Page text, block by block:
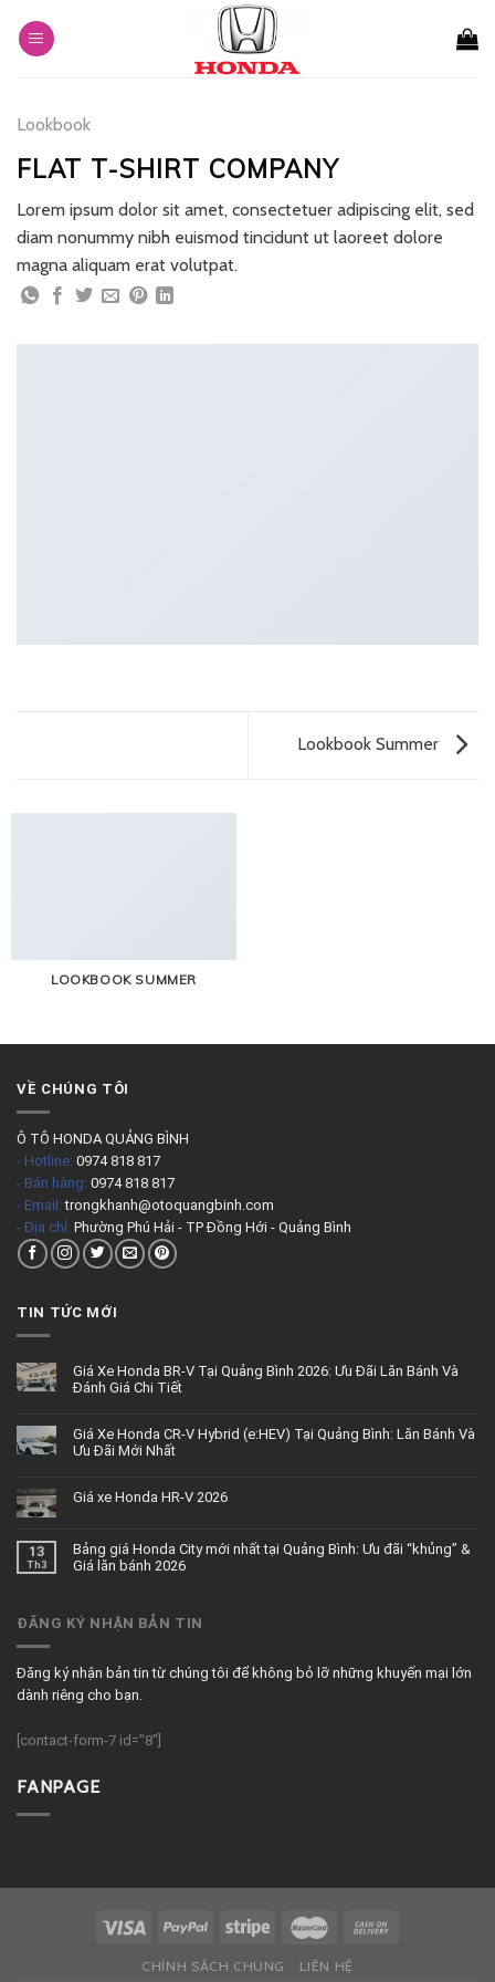
Lookbook
FLAT T-SHIRT COMPANY
Lorem ipsum dolor sit amet, consectetuer adipiscing elit, sed
diam nonummy nibh euismod tincidunt ut laoreet dolore
magna aliquam erat volutpat.
Lookbook Summer
LOOKBOOK SUMMER
VỀ CHÚNG TÔI
Ô TÔ HONDA QUẢNG BÌNH
- Hotline: 0974 818 817
- Bán hàng: 0974 818 817
- Email: trongkhanh@otoquangbinh.com
- Địa chỉ: Phường Phú Hải - TP Đồng Hới - Quảng Bình
TIN TỨC MỚI
Giá Xe Honda BR-V Tại Quảng Bình 2026: Ưu Đãi Lăn Bánh Và
Đánh Giá Chi Tiết
Giá Xe Honda CR-V Hybrid (e:HEV) Tại Quảng Bình: Lăn Bánh Và
Ưu Đãi Mới Nhất
Giá xe Honda HR-V 2026
13
Th3
Bảng giá Honda City mới nhất tại Quảng Bình: Ưu đãi “khủng” &
Giá lăn bánh 2026
ĐĂNG KÝ NHẬN BẢN TIN
Đăng ký nhận bản tin từ chúng tôi để không bỏ lỡ những khuyến mại lớn
dành riêng cho bạn.
[contact-form-7 id="8"]
FANPAGE
CHÍNH SÁCH CHUNG LIÊN HỆ